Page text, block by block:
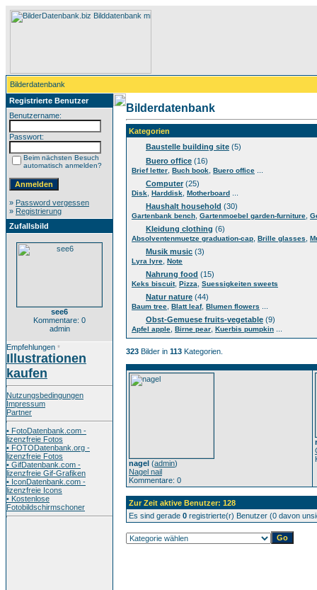
Bilderdatenbank
Registrierte Benutzer
Benutzername:
Passwort:
Beim nächsten Besuch
automatisch anmelden?
» Password vergessen
» Registrierung
Zufallsbild
see6
Kommentare: 0
admin
Empfehlungen *
Illustrationen
kaufen
Nutzungsbedingungen
Impressum
Partner
• FotoDatenbank.com -
lizenzfreie Fotos
• FOTODatenbank.org -
lizenzfreie Fotos
• GifDatenbank.com -
lizenzfreie Gif-Grafiken
• IconDatenbank.com -
lizenzfreie Icons
• Kostenlose
Fotobildschirmschoner
Bilderdatenbank
Kategorien
Baustelle building site (5)
Buero office (16)
Brief letter Buch book Buero office
Computer(25)
Disk Harddisk Motherboard
Haushalt household (30)
Gartenbank bench Gartenmoebel garden-furniture
Kleidung clothing (6)
Absolventenmuetze graduation-cap Brille glasses
Musik music (3)
Lyra lyre Note
Nahrung food (15)
Keks biscuit, Pizza Suessigkeiten sweets
Natur nature (44)
Baum tree Blatt leaf, Blumen flowers
Obst-Gemuese fruits-vegetable (9)
Apfel apple Birne pear Kuerbis pumpkin
323 Bilder in 113 Kategorien.
nagel (admin)
Nagel nail
Kommentare: 0
Zur Zeit aktive Benutzer: 128
Es sind gerade 0 registrierte(r) Benutzer (0 davon